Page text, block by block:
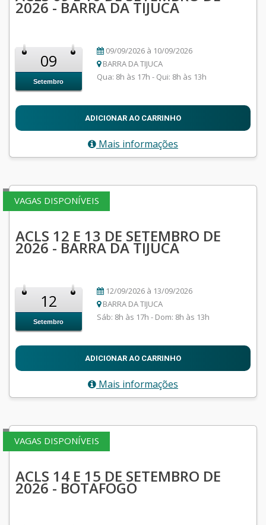
2026 - BARRA DA TIJUCA
09
Setembro
09/09/2026 à 10/09/2026
BARRA DA TIJUCA
Qua: 8h às 17h - Qui: 8h às 13h
ADICIONAR AO CARRINHO
Mais informações
VAGAS DISPONÍVEIS
ACLS 12 E 13 DE SETEMBRO DE
2026 - BARRA DA TIJUCA
12
Setembro
12/09/2026 à 13/09/2026
BARRA DA TIJUCA
Sáb: 8h às 17h - Dom: 8h às 13h
ADICIONAR AO CARRINHO
Mais informações
VAGAS DISPONÍVEIS
ACLS 14 E 15 DE SETEMBRO DE
2026 - BOTAFOGO